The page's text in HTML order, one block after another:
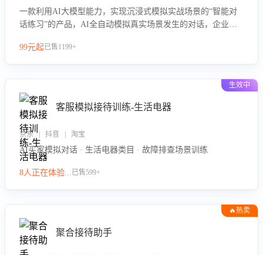
一款利用AI大模型能力，实现沉浸式模拟实战场景的“智能对
话练习”的产品，AI全自动模拟真实场景发生的对话，企业可
力。
99元起已售1199+
生效中
客服模拟接待训练-生活电器
京东 | 抖音 | 淘宝
AI买家模拟对话 · 生活电器类目 · 故障排查场景训练
8人正在体验...已售599+
🔥热卖
聚合接待助手